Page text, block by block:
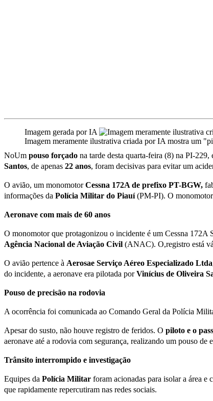
Imagem gerada por IA
Imagem meramente ilustrativa criada por IA mostra um
NoUm pouso forçado na tarde desta quarta-feira (8) na PI-
Santos, de apenas 22 anos, foram decisivas para evitar um
O avião, um monomotorCessna 172A de prefixo PT-BGW,
informações da Polícia Militar do Piauí(PM-PI). O monomotor
Aeronave com mais de 60 anos
O monomotor que protagonizou o incidente é um Cessna
Agência Nacional de Aviação Civil (ANAC). O,registro está
O avião pertence à Aerosae Serviço Aéreo Especializado Ltda
do incidente, a aeronave era pilotada porVinícius de Oliveira
Pouso de precisão na rodovia
A ocorrência foi comunicada ao Comando Geral da Polícia
Apesar do susto, não houve registro de feridos. O piloto e o
aeronave até a rodovia com segurança, realizando um pouso de
Trânsito interrompido e investigação
Equipes da Polícia Militar foram acionadas para isolar a área e
que rapidamente repercutiram nas redes sociais.